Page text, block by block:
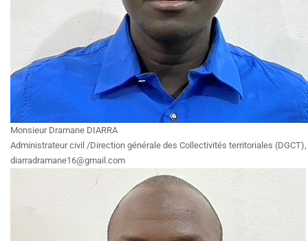
Monsieur Dramane DIARRA
Administrateur civil /Direction générale des Collectivités territoriales (DGCT),
diarradramane16@gmail.com